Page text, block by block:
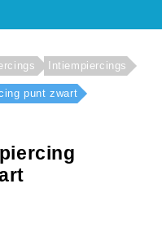
Intiempiercings
punt zwart